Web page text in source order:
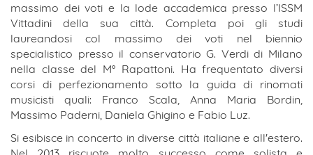
massimo dei voti e la lode accademica presso l’ISSM
Vittadini della sua città. Completa poi gli studi
laureandosi col massimo dei voti nel biennio
specialistico presso il conservatorio G. Verdi di Milano
nella classe del M° Rapattoni. Ha frequentato diversi
corsi di perfezionamento sotto la guida di rinomati
musicisti quali: Franco Scala, Anna Maria Bordin,
Massimo Paderni, Daniela Ghigino e Fabio Luz.
Si esibisce in concerto in diverse città italiane e all'estero.